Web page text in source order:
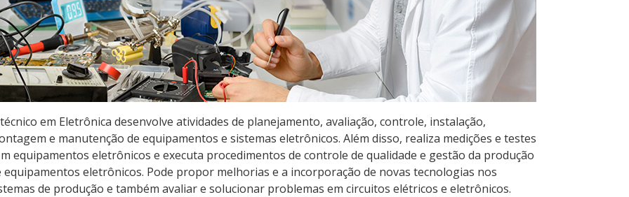
em Eletrônica desenvolve atividades de planejamento, avaliação, controle, instalação,
e manutenção de equipamentos e sistemas eletrônicos. Além disso, realiza medições e testes
equipamentos eletrônicos e executa procedimentos de controle de qualidade e gestão da produção
equipamentos eletrônicos. Pode propor melhorias e a incorporação de novas tecnologias nos
de produção e também avaliar e solucionar problemas em circuitos elétricos e eletrônicos.